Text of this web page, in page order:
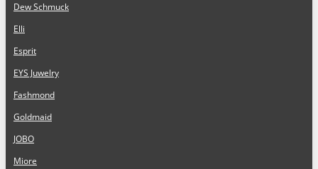
Dew Schmuck
Elli
Esprit
EYS Juwelry
Fashmond
Goldmaid
JOBO
Miore